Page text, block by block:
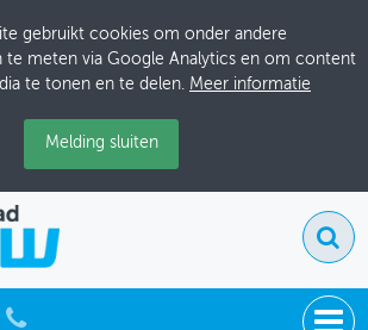
gebruikt cookies om onder andere
te meten via Google Analytics en om content
te tonen en te delen. Meer informatie
Melding sluiten